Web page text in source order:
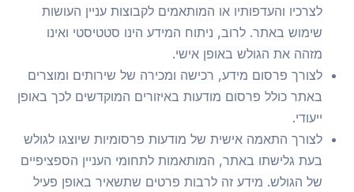
לצרכיו והעדפותיו או המותאמים לקבוצות עניין העושות
שימוש באתר. לרוב, ניתוח המידע הינו סטטיסטי ואינו
מזהה את הגולש באופן אישי.
לצורך פרסום מידע, רכישה ומכירה של שירותים ומוצרים
באתר כולל פרסום מודעות באיזורים המוקדשים לכך באופן
ייעודי.
לצורך התאמה אישית של מודעות פרסומיות שיוצגו לגולש
בעת גלישתו באתר, המותאמות לתחומי העניין הספציפיים
של הגולש. מידע זה לרבות פרטים שתשאיר באופן פעיל